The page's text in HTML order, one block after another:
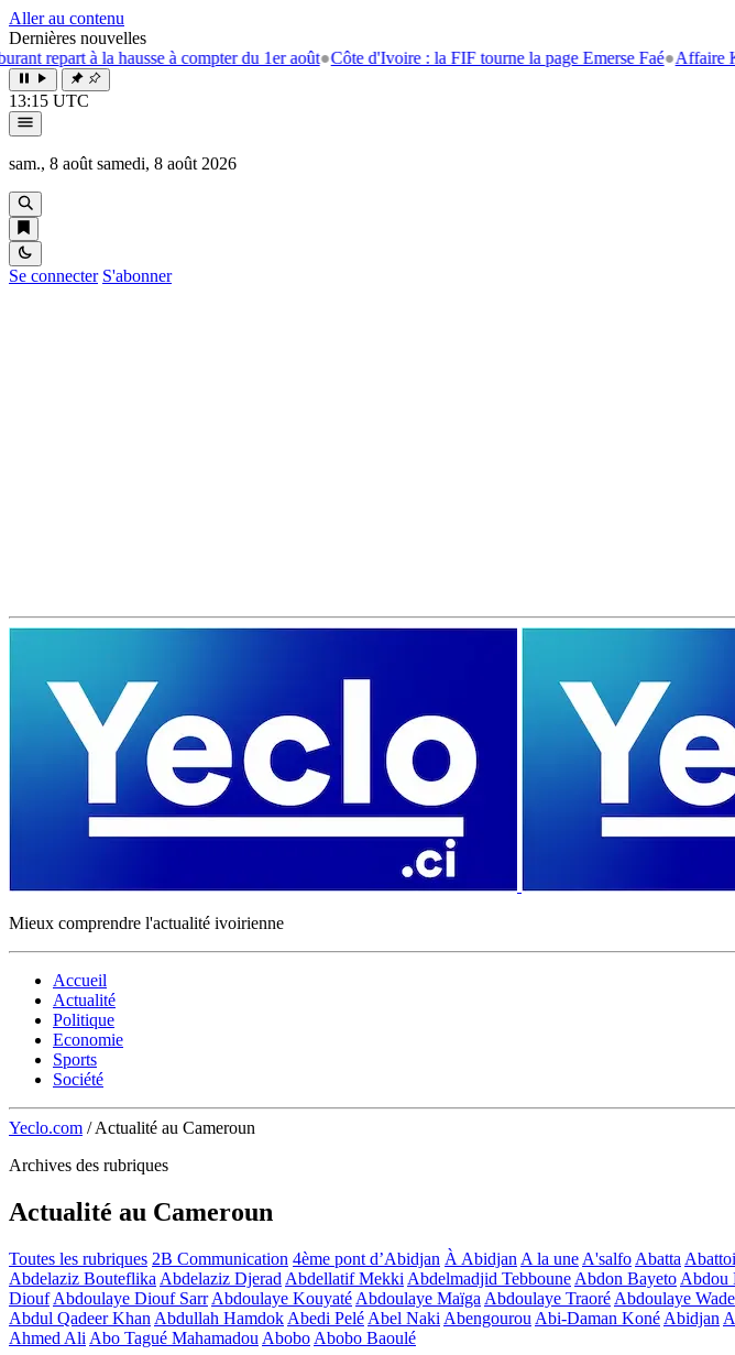
Aller au contenu
Dernières nouvelles
à la hausse à compter du 1er août● Côte d'Ivoire : la FIF tourne la page Emerse Faé●Affaire Koumassi
13:15 UTC
sam., 8 août samedi, 8 août 2026
Se connecter S'abonner
Mieux comprendre l'actualité ivoirienne
Accueil
Actualité
Politique
Economie
Sports
Société
Yeclo.com / Actualité au Cameroun
Archives des rubriques
Actualité au Cameroun
Toutes les rubriques 2B Communication 4ème pont d’Abidjan À Abidjan A la une A'salfo Abatta
Abdelaziz Bouteflika Abdelaziz Djerad Abdellatif Mekki Abdelmadjid Tebboune Abdon Bayeto Abdou
Diouf Abdoulaye Diouf Sarr Abdoulaye Kouyaté Abdoulaye Maïga Abdoulaye Traoré Abdoulaye Wade
Abdul Qadeer Khan Abdullah Hamdok Abedi Pelé Abel Naki Abengourou Abi-Daman Koné Abidjan
Ahmed Ali Abo Tagué Mahamadou Abobo Abobo Baoulé